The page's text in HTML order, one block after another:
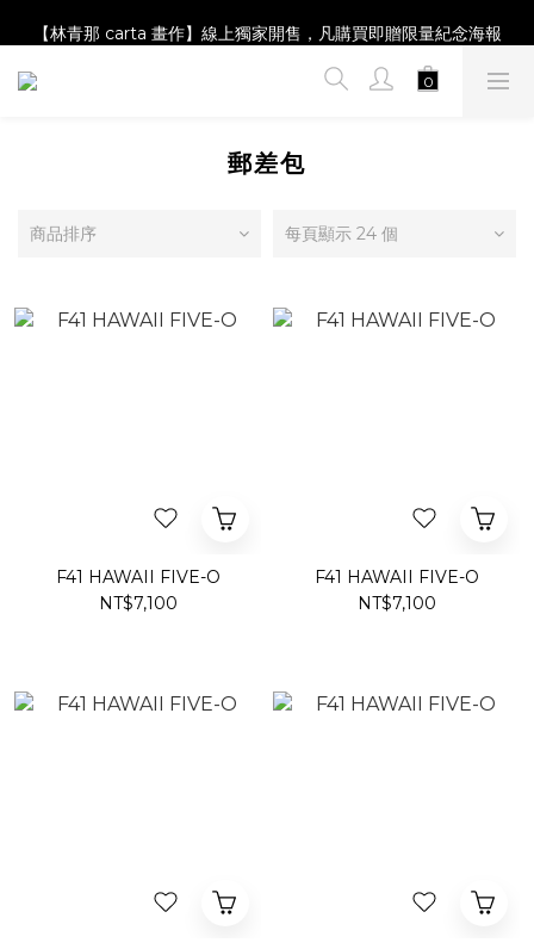
【Magazine B】單筆消費滿NT$2,000，即贈閱讀禮物明信片組
【林青那 carta 畫作】線上獨家開售，凡購買即贈限量紀念海報
【夏日降溫🧊對策單品】系列商品滿額現折 NT$300！
郵差包
商品排序 每頁顯示 24 個
F41 HAWAII FIVE-O
NT$7,100
F41 HAWAII FIVE-O
NT$7,100